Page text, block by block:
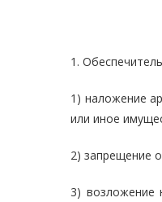
1.
1) наложение
или иное
2) запрещение
3) возложение